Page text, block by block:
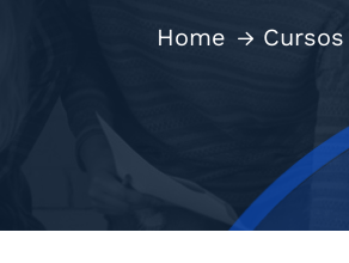
Home Cursos